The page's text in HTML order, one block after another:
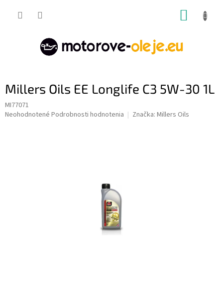
Millers Oils EE Longlife C3 5W-30 1L
MI77071
Priemerné
Neohodnotené Podrobnosti hodnotenia Značka: Millers Oils